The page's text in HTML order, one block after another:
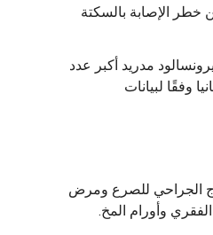
خطر الإصابة بالسكتة
مدريد أكبر عدد
وفقًا لبيانات
الجراحي للصرع ومرض
وأورام المخ.